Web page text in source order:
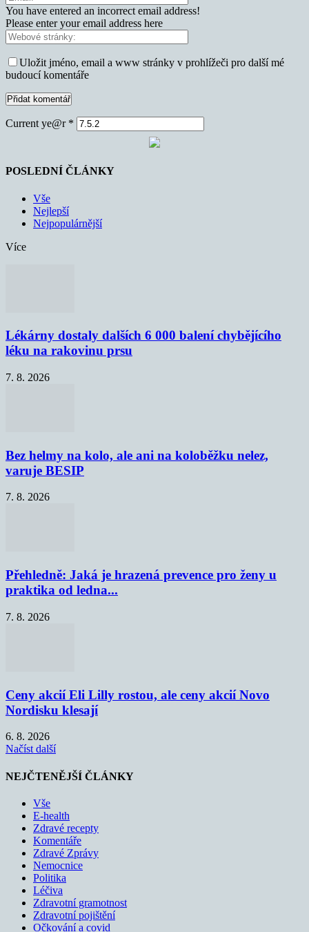
You have entered an incorrect email address!
Please enter your email address here
Uložit jméno, email a www stránky v prohlížeči pro další mé
budoucí komentáře
Current ye@r *
POSLEDNÍ ČLÁNKY
Vše
Nejlepší
Nejpopulárnější
Více
Lékárny dostaly dalších 6 000 balení chybějícího
léku na rakovinu prsu
7. 8. 2026
Bez helmy na kolo, ale ani na koloběžku nelez,
varuje BESIP
7. 8. 2026
Přehledně: Jaká je hrazená prevence pro ženy u
praktika od ledna...
7. 8. 2026
Ceny akcií Eli Lilly rostou, ale ceny akcií Novo
Nordisku klesají
6. 8. 2026
Načíst další
NEJČTENĚJŠÍ ČLÁNKY
Vše
E-health
Zdravé recepty
Komentáře
Zdravé Zprávy
Nemocnice
Politika
Léčiva
Zdravotní gramotnost
Zdravotní pojištění
Očkování a covid